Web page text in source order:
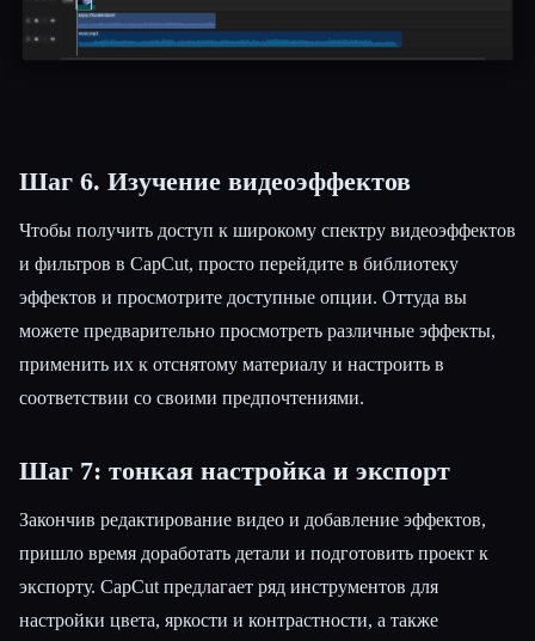
Шаг 6. Изучение видеоэффектов
Чтобы получить доступ к широкому спектру видеоэффектов
и фильтров в CapCut, просто перейдите в библиотеку
эффектов и просмотрите доступные опции. Оттуда вы
можете предварительно просмотреть различные эффекты,
применить их к отснятому материалу и настроить в
соответствии со своими предпочтениями.
Шаг 7: тонкая настройка и экспорт
Закончив редактирование видео и добавление эффектов,
пришло время доработать детали и подготовить проект к
экспорту. CapCut предлагает ряд инструментов для
настройки цвета, яркости и контрастности, а также